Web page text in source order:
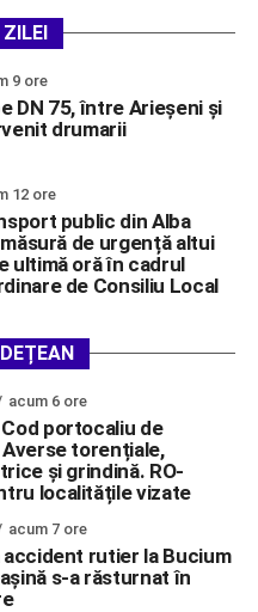
9 ore
DN 75, între Arieșeni și
drumarii
12 ore
public din Alba
de urgență altui
ultimă oră în cadrul
de Consiliu Local
acum 6 ore
portocaliu de
torențiale,
și grindină. RO-
localitățile vizate
acum 7 ore
accident rutier la Bucium
s-a răsturnat în